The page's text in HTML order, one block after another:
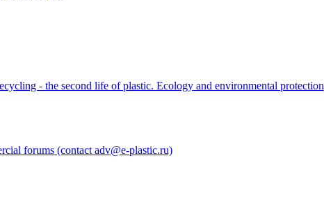
- the second life of plastic. Ecology and environmental protection
forums (contact adv@e-plastic.ru)